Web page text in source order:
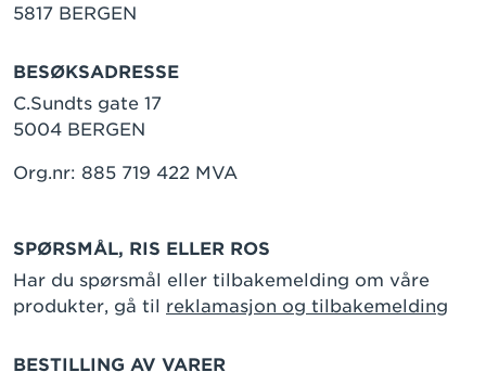
5817 BERGEN
BESØKSADRESSE
C.Sundts gate 17
5004 BERGEN
Org.nr: 885 719 422 MVA
SPØRSMÅL, RIS ELLER ROS
Har du spørsmål eller tilbakemelding om våre
produkter, gå til reklamasjon og tilbakemelding
BESTILLING AV VARER